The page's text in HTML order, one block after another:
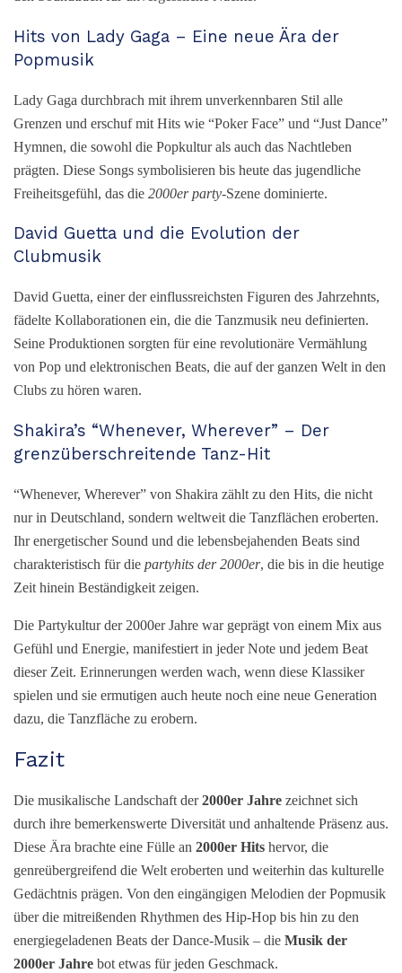
Hits von Lady Gaga – Eine neue Ära der
Popmusik
Lady Gaga durchbrach mit ihrem unverkennbaren Stil alle
Grenzen und erschuf mit Hits wie “Poker Face” und “Just Dance”
Hymnen, die sowohl die Popkultur als auch das Nachtleben
prägten. Diese Songs symbolisieren bis heute das jugendliche
Freiheitsgefühl, das die 2000er party-Szene dominierte.
David Guetta und die Evolution der
Clubmusik
David Guetta, einer der einflussreichsten Figuren des Jahrzehnts,
fädelte Kollaborationen ein, die die Tanzmusik neu definierten.
Seine Produktionen sorgten für eine revolutionäre Vermählung
von Pop und elektronischen Beats, die auf der ganzen Welt in den
Clubs zu hören waren.
Shakira’s “Whenever, Wherever” – Der
grenzüberschreitende Tanz-Hit
“Whenever, Wherever” von Shakira zählt zu den Hits, die nicht
nur in Deutschland, sondern weltweit die Tanzflächen eroberten.
Ihr energetischer Sound und die lebensbejahenden Beats sind
charakteristisch für die partyhits der 2000er, die bis in die heutige
Zeit hinein Beständigkeit zeigen.
Die Partykultur der 2000er Jahre war geprägt von einem Mix aus
Gefühl und Energie, manifestiert in jeder Note und jedem Beat
dieser Zeit. Erinnerungen werden wach, wenn diese Klassiker
spielen und sie ermutigen auch heute noch eine neue Generation
dazu, die Tanzfläche zu erobern.
Fazit
Die musikalische Landschaft der2000er Jahre zeichnet sich
durch ihre bemerkenswerte Diversität und anhaltende Präsenz aus.
Diese Ära brachte eine Fülle an 2000er Hits hervor, die
genreübergreifend die Welt eroberten und weiterhin das kulturelle
Gedächtnis prägen. Von den eingängigen Melodien der Popmusik
über die mitreißenden Rhythmen des Hip-Hop bis hin zu den
energiegeladenen Beats der Dance-Musik – die Musik der
2000er Jahre bot etwas für jeden Geschmack.